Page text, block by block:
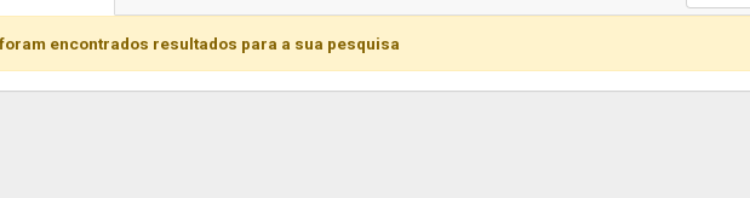
encontrados resultados para a sua pesquisa